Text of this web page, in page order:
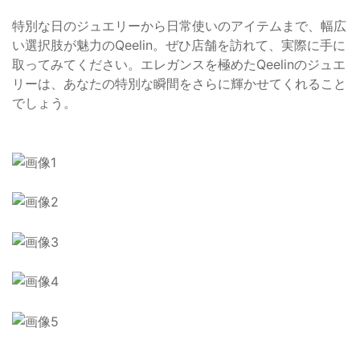
特別な日のジュエリーから日常使いのアイテムまで、幅広
い選択肢が魅力のQeelin。ぜひ店舗を訪れて、実際に手に
取ってみてください。エレガンスを極めたQeelinのジュエ
リーは、あなたの特別な瞬間をさらに輝かせてくれること
でしょう。